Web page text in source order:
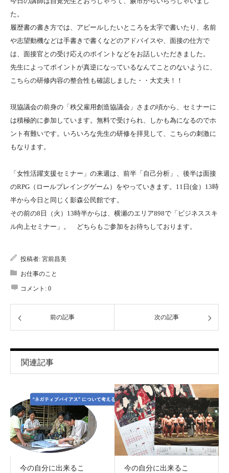
た。
履歴書の書き方では、アピールしたいところを太字で書いたり、名前
や志望動機などは手書きで書くなどのアドバイスや、面接の仕方で
は、面接官との受け応えのポイントなどをお話しいただきました。
先生によってポイントが真逆になっているなんてことのないように、
こちらの研修内容の整合性も確認しました・・大丈夫！！
現協議会の前身の「秩父雇用創造協議会」さまの頃から、セミナーに
は積極的に参加しています。無料で受けられ、しかも為になるのでホ
ント有難いです。いろいろな先生の研修を拝見して、こちらの刺激に
もなります。
「女性活躍支援セミナー」の来週は、前半「自己分析」、後半は面接
のRPG（ロールプレイングゲーム）をやっていきます。11日(金）13時
半から今日と同じく影森公民館です。
その前の8日（火）13時半からは、横瀬のエリア898で「ビジネススキ
ル向上セミナー」。 どちらもご参加をお待ちしております。
投稿者: 宮前昌美
お仕事のこと
コメント: 0
前の記事 次の記事
関連記事
今の自分に出来るこ
今の自分に出来るこ